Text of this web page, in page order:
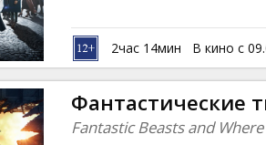
сорвать планы злобного
бывшему студенту Ньюту
подозревая, какая
субтитрами на латышском
2час 14мин В кино с
Фантастические
Fantastic Beasts and